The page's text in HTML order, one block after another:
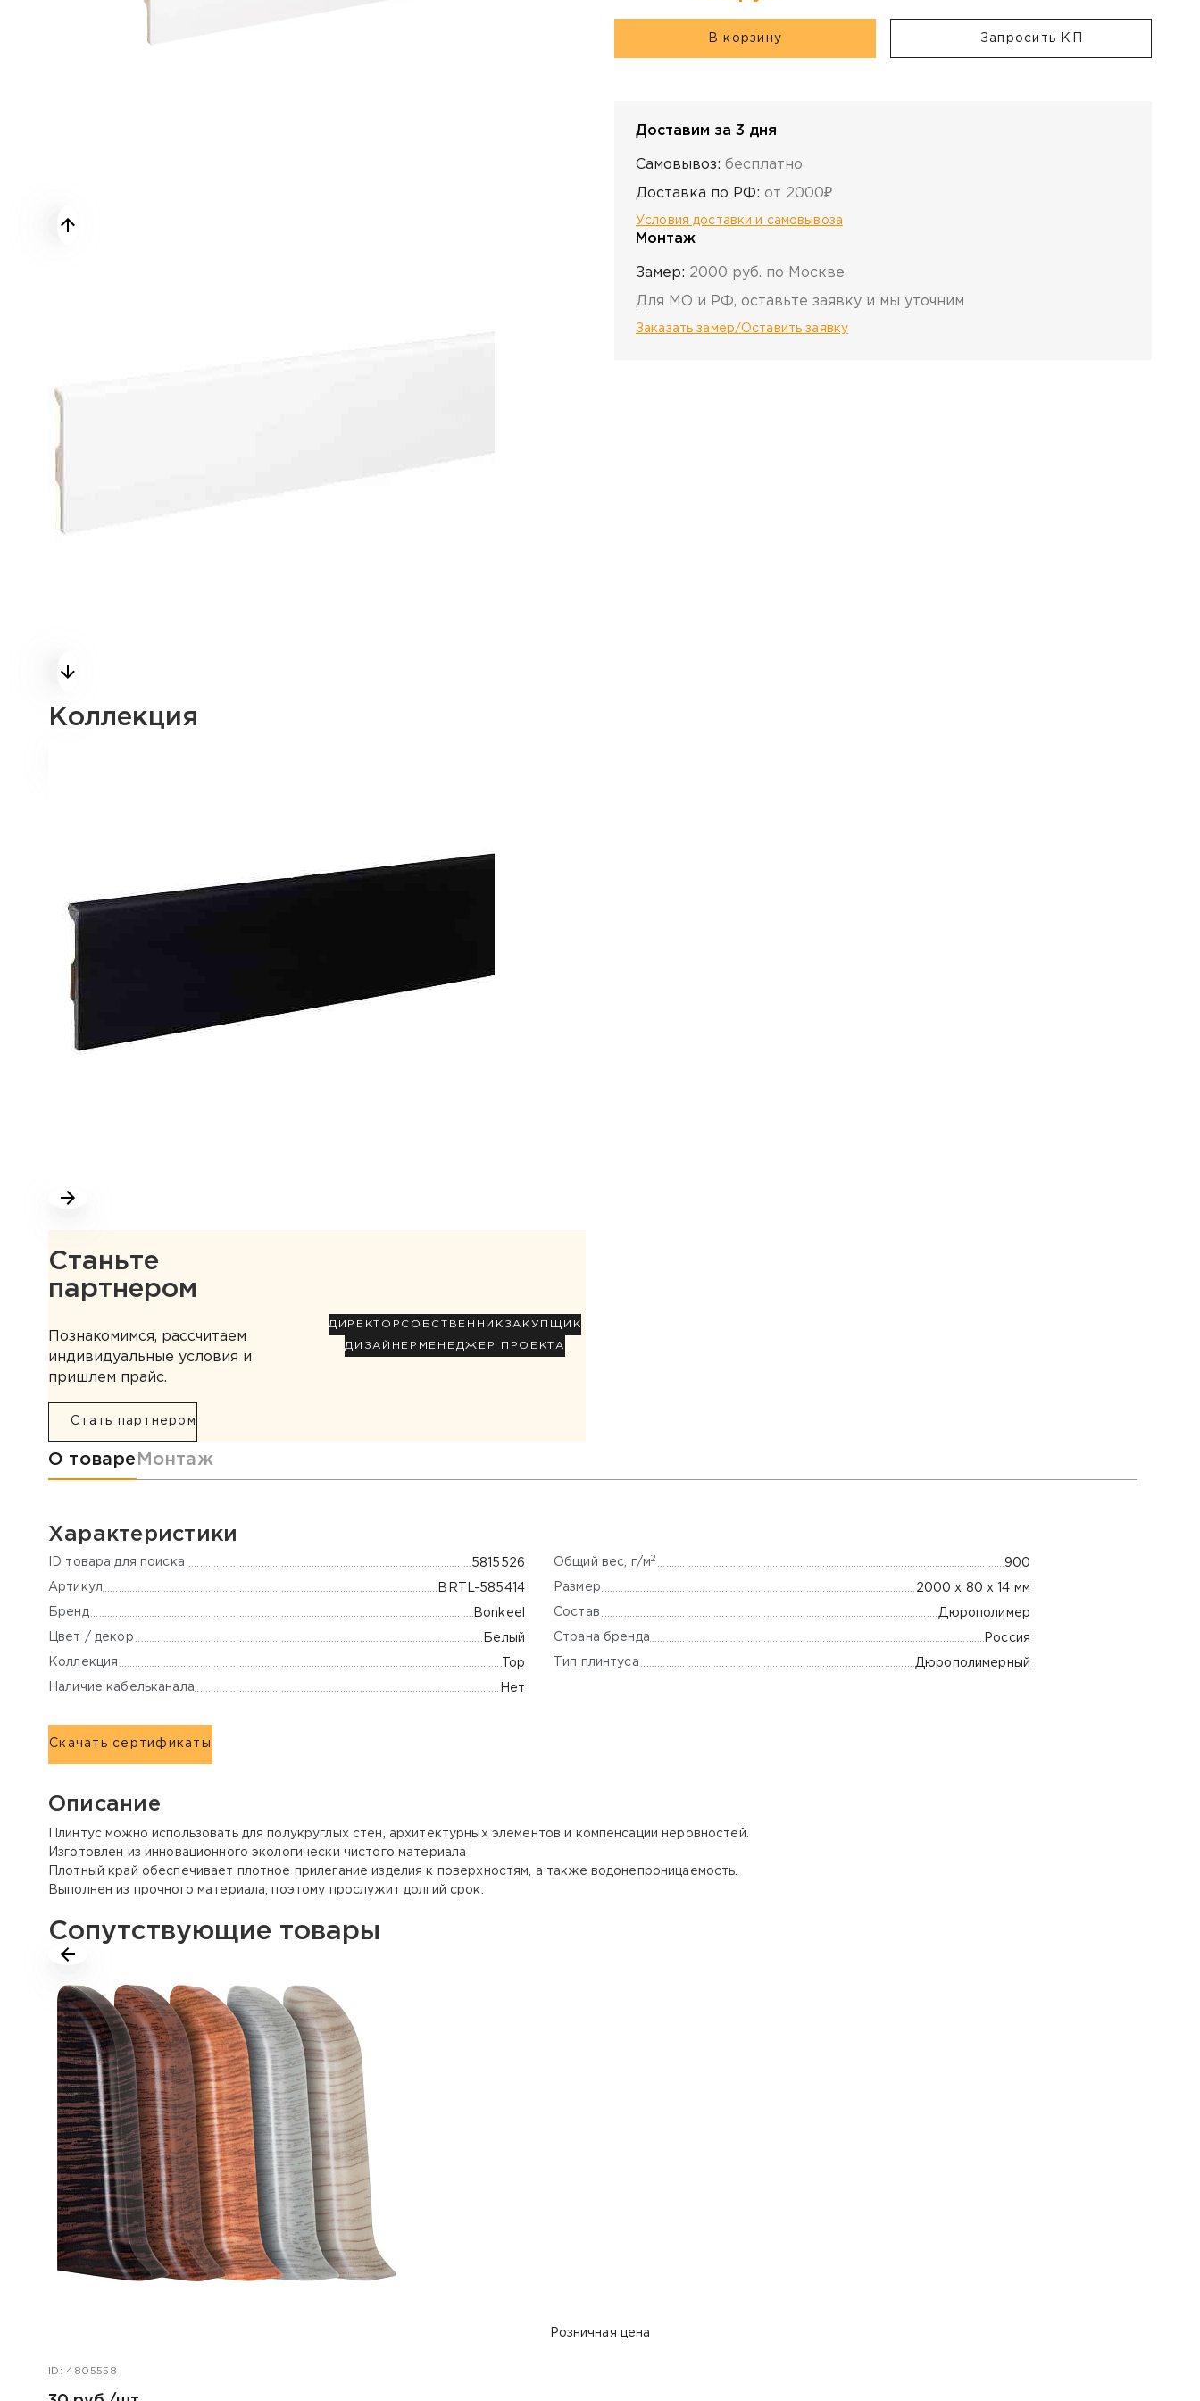
Коллекция
Станьте
партнером
Познакомимся, рассчитаем
индивидуальные условия и
пришлем прайс.
Стать партнером
ДИРЕКТОР СОБСТВЕННИК ЗАКУПЩИК
ДИЗАЙНЕР МЕНЕДЖЕР ПРОЕКТА
В корзину Запросить КП
Доставим за 3 дня
Самовывоз: бесплатно
Доставка по РФ: от 2000₽
Условия доставки и самовывоза
Монтаж
Замер: 2000 руб. по Москве
Для МО и РФ, оставьте заявку и мы уточним
Заказать замер/Оставить заявку
Информация о товаре
О товаре Монтаж
Характеристики
ID товара для поиска 5815526
Артикул BRTL-585414
Бренд Bonkeel
Цвет / декор Белый
Коллекция Top
Наличие кабельканала Нет
Общий вес, г/м2 900
Размер 2000 х 80 х 14 мм
Состав Дюрополимер
Страна бренда Россия
Тип плинтуса Дюрополимерный
Скачать сертификаты
Описание
Плинтус можно использовать для полукруглых стен, архитектурных элементов и компенсации неровностей.
Изготовлен из инновационного экологически чистого материала
Плотный край обеспечивает плотное прилегание изделия к поверхностям, а также водонепроницаемость.
Выполнен из прочного материала, поэтому прослужит долгий срок.
Сопутствующие товары
Розничная цена
ID: 4805558